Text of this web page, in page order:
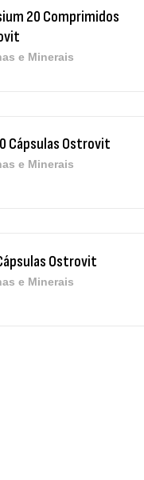
Ostrovit
Ostrovit
e Minerais
G Ostrovit